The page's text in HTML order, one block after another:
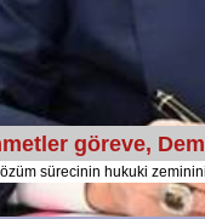
göreve,
sürecinin hukuki